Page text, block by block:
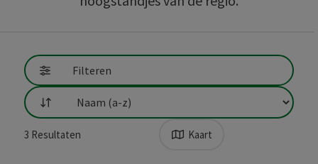
Filteren
Filtering
3 Resultaten Kaart